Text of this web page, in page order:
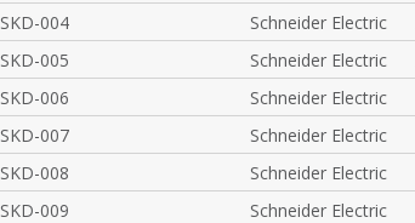
SKD-004 Schneider Electric
SKD-005 Schneider Electric
SKD-006 Schneider Electric
SKD-007 Schneider Electric
SKD-008 Schneider Electric
SKD-009 Schneider Electric